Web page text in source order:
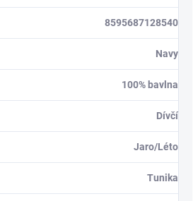
8595687128540
Navy
100% bavlna
Dívčí
Jaro/Léto
Tunika